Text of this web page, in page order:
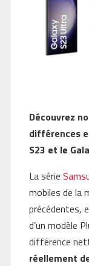
Découvrez
différences
S23 et le
La série
mobiles de la
précédentes,
d’un modèle
différence
réellement